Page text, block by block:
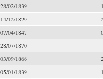
28/02/1839
14/12/1829
07/04/1847
28/07/1870
03/09/1866
05/01/1839